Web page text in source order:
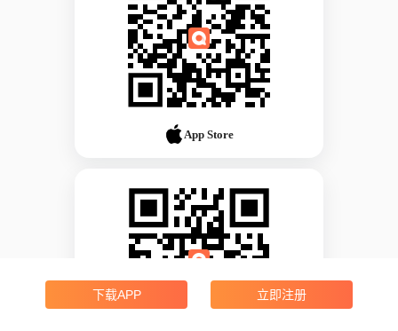
App Store
下载APP 立即注册